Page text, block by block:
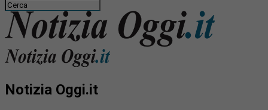
Notizia Oggi.it